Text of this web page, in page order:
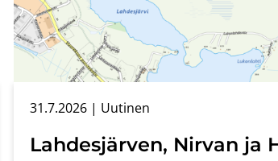
Lah­des­jär­ven, Nir­van ja
31.7.2026| Uu­ti­nen